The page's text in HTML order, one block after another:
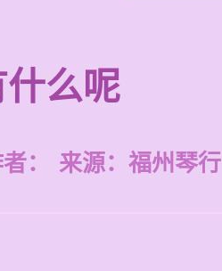
么呢
： 来源： 福州琴行